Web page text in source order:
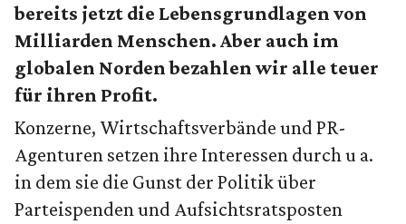
bereits jetzt die Lebensgrundlagen von
Milliarden Menschen. Aber auch im
globalen Norden bezahlen wir alle teuer
für ihren Profit.
Konzerne, Wirtschaftsverbände und PR-
Agenturen setzen ihre Interessen durch u a.
in dem sie die Gunst der Politik über
Parteispenden und Aufsichtsratsposten